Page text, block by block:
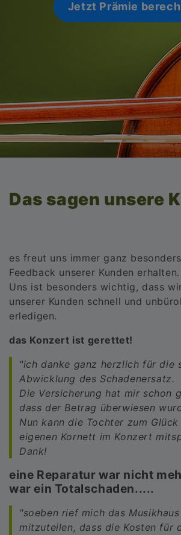
Jetzt Prämie
Jetzt Prämie
Das sagen unsere
es freut uns immer ganz
Feedback unserer Kunden erhalten.
Uns ist besonders wichtig, dass
unserer Kunden schnell und
erledigen.
das Konzert ist gerettet!
"ich danke ganz herzlich für die
Abwicklung des Schadenersatz.
Die Versicherung hat mir schon
dass der Betrag überwiesen
Nun kann die Tochter zum
eigenen Kornett im Konzert
Dank!
eine Reparatur war nicht
war ein Totalschaden.....
"soeben rief mich das
mitzuteilen, dass die Kosten für